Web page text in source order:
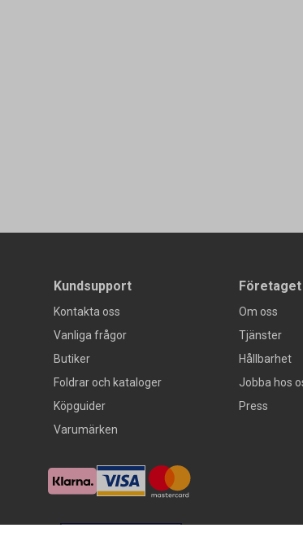
Kundsupport
Kontakta oss
Vanliga frågor
Butiker
Foldrar och kataloger
Köpguider
Varumärken
Företaget
Om oss
Tjänster
Hållbarhet
Jobba hos
Press